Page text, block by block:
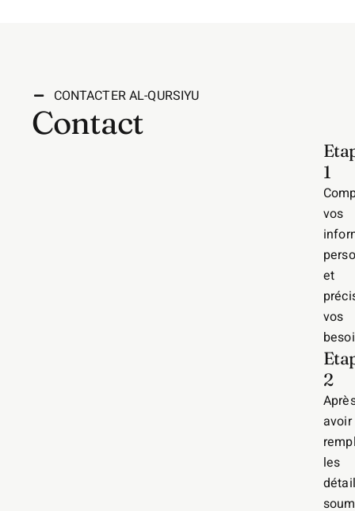
CONTACTER AL-QURSIYU
Contact
1
vos
et
vos
2
avoir
les